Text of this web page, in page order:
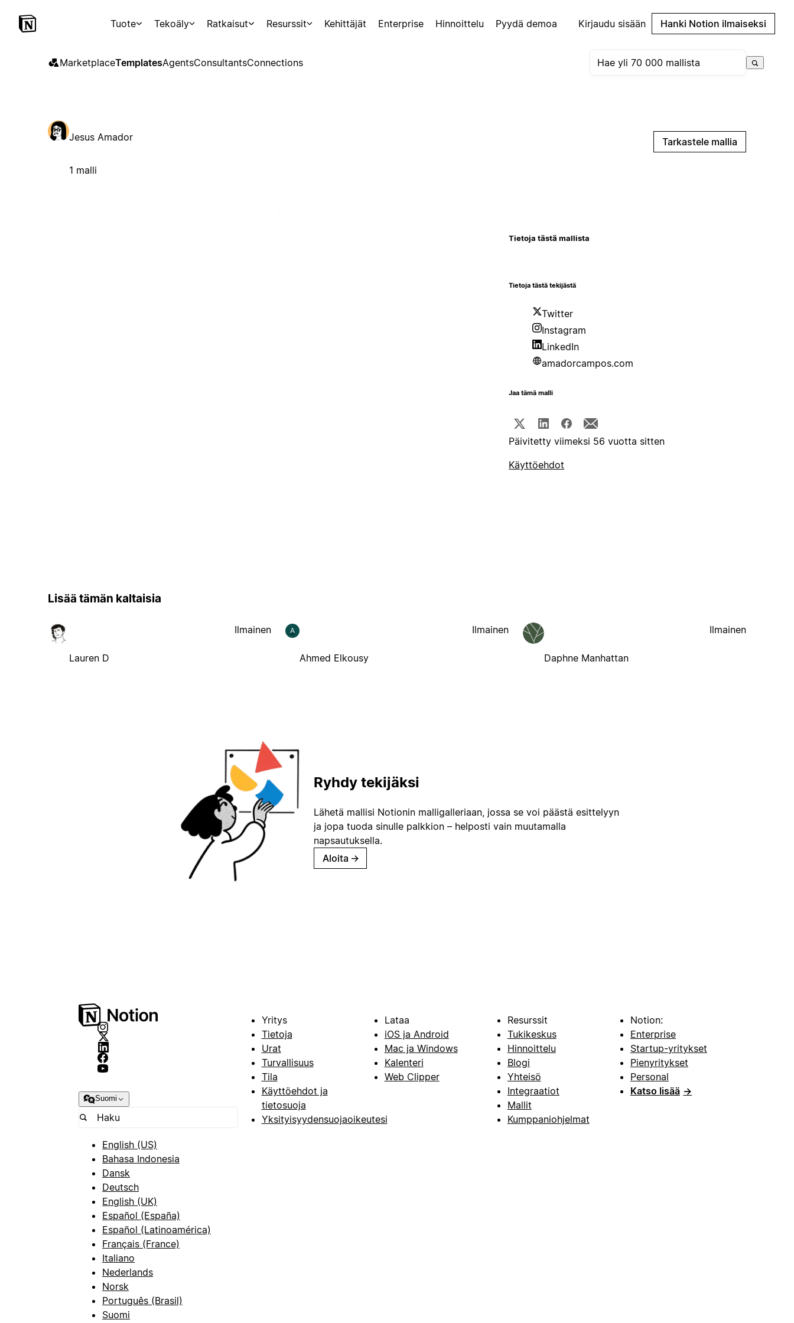
Tuote Tekoäly Ratkaisut Resurssit Kehittäjät Enterprise Hinnoittelu Pyydä demoa Kirjaudu sisään Hanki Notion ilmaiseksi
MarketplaceTemplatesAgentsConsultantsConnections
Jesus Amador
1 malli
Tarkastele mallia
Tietoja tästä mallista
Tietoja tästä tekijästä
Twitter
Instagram
LinkedIn
amadorcampos.com
Jaa tämä malli
Päivitetty viimeksi 56 vuotta sitten
Käyttöehdot
Lisää tämän kaltaisia
Lauren D
Ilmainen A
Ahmed Elkousy
Ilmainen
Daphne Manhattan
Ilmainen
Ryhdy tekijäksi
Lähetä mallisi Notionin malligalleriaan, jossa se voi päästä esittelyyn
ja jopa tuoda sinulle palkkion – helposti vain muutamalla
napsautuksella.
Aloita →
Suomi
English (US)
Bahasa Indonesia
Dansk
Deutsch
English (UK)
Español (España)
Español (Latinoamérica)
Français (France)
Italiano
Nederlands
Norsk
Português (Brasil)
Suomi
Yritys
Tietoja
Urat
Turvallisuus
Tila
Käyttöehdot ja
tietosuoja
Yksityisyydensuojaoikeutesi
Lataa
iOS ja Android
Mac ja Windows
Kalenteri
Web Clipper
Resurssit
Tukikeskus
Hinnoittelu
Blogi
Yhteisö
Integraatiot
Mallit
Kumppaniohjelmat
Notion:
Enterprise
Startup-yritykset
Pienyritykset
Personal
Katso lisää →